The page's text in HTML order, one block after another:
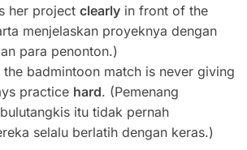
her project clearly in front of the
menjelaskan proyeknya dengan
para penonton.)
badmintoon match is never giving
practice hard. (Pemenang
itu tidak pernah
selalu berlatih dengan keras.)